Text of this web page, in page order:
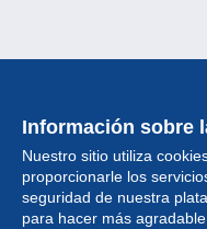
Información sobre
Nuestro sitio utiliza
proporcionarle los
seguridad de nuestra
para hacer más